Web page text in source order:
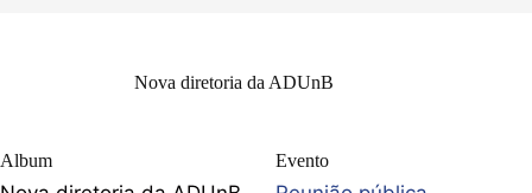
Nova diretoria da ADUnB
Album Evento